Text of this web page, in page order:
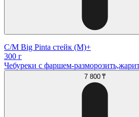
С/М Big Pinta стейк (М)+
300 г
Чебуреки с фаршем-
7 800 ₸